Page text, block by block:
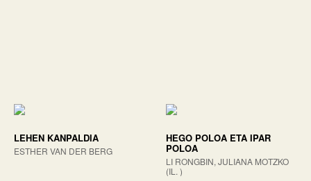
LEHEN KANPALDIA
ESTHER VAN DER BERG
HEGO POLOA ETA IPAR
POLOA
LI RONGBIN, JULIANA MOTZKO
(IL. )